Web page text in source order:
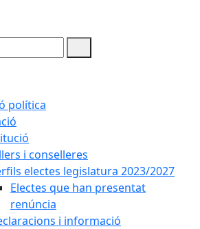
política
i conselleres
electes legislatura 2023/2027
Electes que han presentat
renúncia
i informació